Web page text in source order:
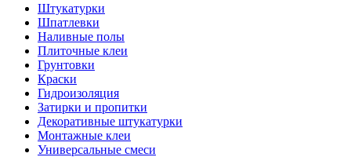
Штукатурки
Шпатлевки
Наливные полы
Плиточные клеи
Грунтовки
Краски
Гидроизоляция
Затирки и пропитки
Декоративные штукатурки
Монтажные клеи
Универсальные смеси